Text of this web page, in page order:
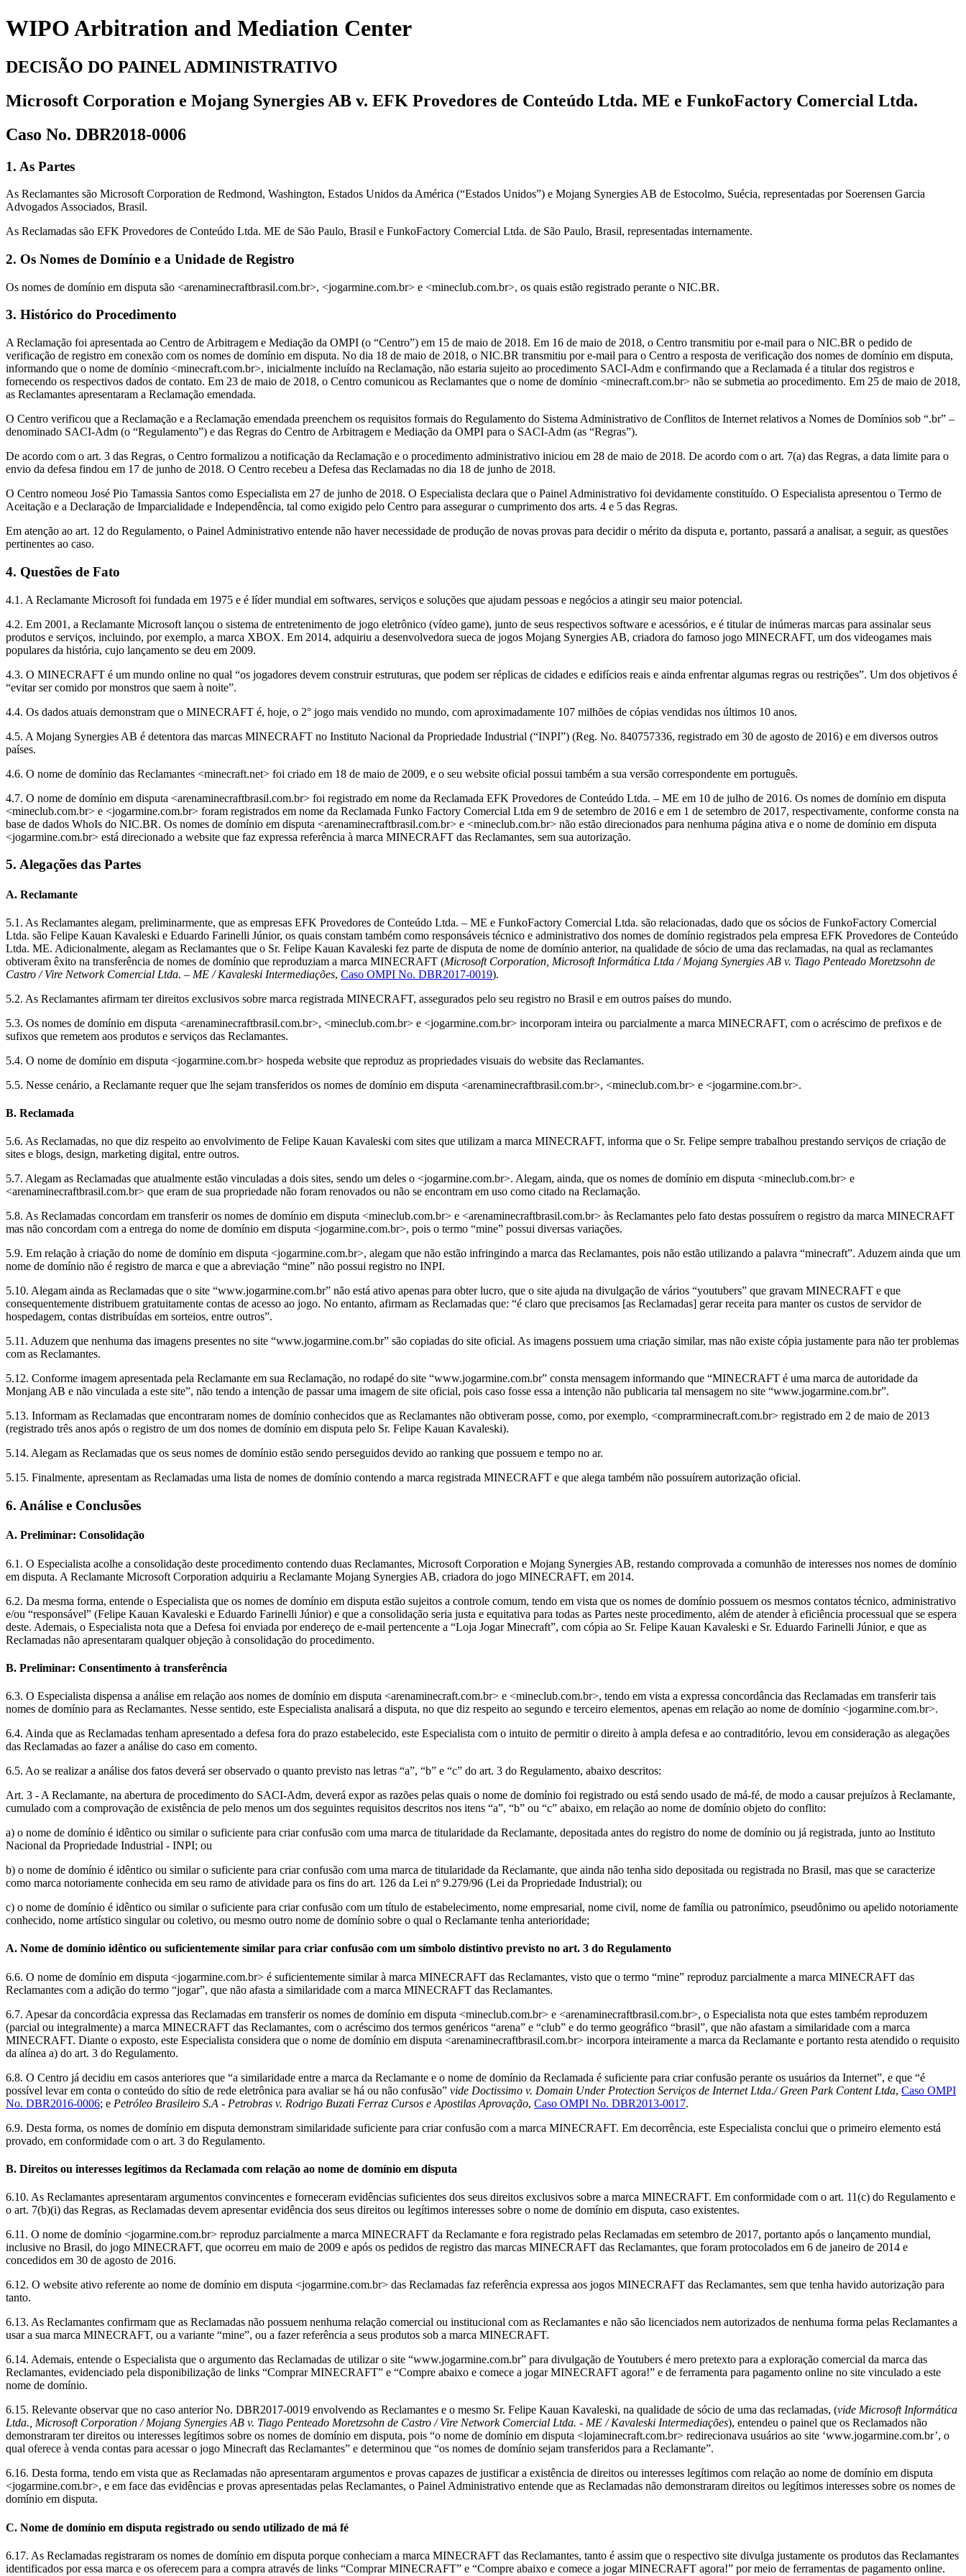
WIPO Arbitration and Mediation Center
DECISÃO DO PAINEL ADMINISTRATIVO
Microsoft Corporation e Mojang Synergies AB v. EFK Provedores de Conteúdo Ltda. ME e FunkoFactory Comercial Ltda.
Caso No. DBR2018-0006
1. As Partes
As Reclamantes são Microsoft Corporation de Redmond, Washington, Estados Unidos da América (“Estados Unidos”) e Mojang Synergies AB de Estocolmo, Suécia, representadas por Soerensen Garcia
Advogados Associados, Brasil.
As Reclamadas são EFK Provedores de Conteúdo Ltda. ME de São Paulo, Brasil e FunkoFactory Comercial Ltda. de São Paulo, Brasil, representadas internamente.
2. Os Nomes de Domínio e a Unidade de Registro
Os nomes de domínio em disputa são <arenaminecraftbrasil.com.br>, <jogarmine.com.br> e <mineclub.com.br>, os quais estão registrado perante o NIC.BR.
3. Histórico do Procedimento
A Reclamação foi apresentada ao Centro de Arbitragem e Mediação da OMPI (o “Centro”) em 15 de maio de 2018. Em 16 de maio de 2018, o Centro transmitiu por e-mail para o NIC.BR o pedido de
verificação de registro em conexão com os nomes de domínio em disputa. No dia 18 de maio de 2018, o NIC.BR transmitiu por e-mail para o Centro a resposta de verificação dos nomes de domínio em disputa,
informando que o nome de domínio <minecraft.com.br>, inicialmente incluído na Reclamação, não estaria sujeito ao procedimento SACI-Adm e confirmando que a Reclamada é a titular dos registros e
fornecendo os respectivos dados de contato. Em 23 de maio de 2018, o Centro comunicou as Reclamantes que o nome de domínio <minecraft.com.br> não se submetia ao procedimento. Em 25 de maio de 2018,
as Reclamantes apresentaram a Reclamação emendada.
O Centro verificou que a Reclamação e a Reclamação emendada preenchem os requisitos formais do Regulamento do Sistema Administrativo de Conflitos de Internet relativos a Nomes de Domínios sob “.br” –
denominado SACI-Adm (o “Regulamento”) e das Regras do Centro de Arbitragem e Mediação da OMPI para o SACI-Adm (as “Regras”).
De acordo com o art. 3 das Regras, o Centro formalizou a notificação da Reclamação e o procedimento administrativo iniciou em 28 de maio de 2018. De acordo com o art. 7(a) das Regras, a data limite para o
envio da defesa findou em 17 de junho de 2018. O Centro recebeu a Defesa das Reclamadas no dia 18 de junho de 2018.
O Centro nomeou José Pio Tamassia Santos como Especialista em 27 de junho de 2018. O Especialista declara que o Painel Administrativo foi devidamente constituído. O Especialista apresentou o Termo de
Aceitação e a Declaração de Imparcialidade e Independência, tal como exigido pelo Centro para assegurar o cumprimento dos arts. 4 e 5 das Regras.
Em atenção ao art. 12 do Regulamento, o Painel Administrativo entende não haver necessidade de produção de novas provas para decidir o mérito da disputa e, portanto, passará a analisar, a seguir, as questões
pertinentes ao caso.
4. Questões de Fato
4.1. A Reclamante Microsoft foi fundada em 1975 e é líder mundial em softwares, serviços e soluções que ajudam pessoas e negócios a atingir seu maior potencial.
4.2. Em 2001, a Reclamante Microsoft lançou o sistema de entretenimento de jogo eletrônico (vídeo game), junto de seus respectivos software e acessórios, e é titular de inúmeras marcas para assinalar seus
produtos e serviços, incluindo, por exemplo, a marca XBOX. Em 2014, adquiriu a desenvolvedora sueca de jogos Mojang Synergies AB, criadora do famoso jogo MINECRAFT, um dos videogames mais
populares da história, cujo lançamento se deu em 2009.
4.3. O MINECRAFT é um mundo online no qual “os jogadores devem construir estruturas, que podem ser réplicas de cidades e edifícios reais e ainda enfrentar algumas regras ou restrições”. Um dos objetivos é
“evitar ser comido por monstros que saem à noite”.
4.4. Os dados atuais demonstram que o MINECRAFT é, hoje, o 2° jogo mais vendido no mundo, com aproximadamente 107 milhões de cópias vendidas nos últimos 10 anos.
4.5. A Mojang Synergies AB é detentora das marcas MINECRAFT no Instituto Nacional da Propriedade Industrial (“INPI”) (Reg. No. 840757336, registrado em 30 de agosto de 2016) e em diversos outros
países.
4.6. O nome de domínio das Reclamantes <minecraft.net> foi criado em 18 de maio de 2009, e o seu website oficial possui também a sua versão correspondente em português.
4.7. O nome de domínio em disputa <arenaminecraftbrasil.com.br> foi registrado em nome da Reclamada EFK Provedores de Conteúdo Ltda. – ME em 10 de julho de 2016. Os nomes de domínio em disputa
<mineclub.com.br> e <jogarmine.com.br> foram registrados em nome da Reclamada Funko Factory Comercial Ltda em 9 de setembro de 2016 e em 1 de setembro de 2017, respectivamente, conforme consta na
base de dados WhoIs do NIC.BR. Os nomes de domínio em disputa <arenaminecraftbrasil.com.br> e <mineclub.com.br> não estão direcionados para nenhuma página ativa e o nome de domínio em disputa
<jogarmine.com.br> está direcionado a website que faz expressa referência à marca MINECRAFT das Reclamantes, sem sua autorização.
5. Alegações das Partes
A. Reclamante
5.1. As Reclamantes alegam, preliminarmente, que as empresas EFK Provedores de Conteúdo Ltda. – ME e FunkoFactory Comercial Ltda. são relacionadas, dado que os sócios de FunkoFactory Comercial
Ltda. são Felipe Kauan Kavaleski e Eduardo Farinelli Júnior, os quais constam também como responsáveis técnico e administrativo dos nomes de domínio registrados pela empresa EFK Provedores de Conteúdo
Ltda. ME. Adicionalmente, alegam as Reclamantes que o Sr. Felipe Kauan Kavaleski fez parte de disputa de nome de domínio anterior, na qualidade de sócio de uma das reclamadas, na qual as reclamantes
obtiveram êxito na transferência de nomes de domínio que reproduziam a marca MINECRAFT (Microsoft Corporation, Microsoft Informática Ltda / Mojang Synergies AB v. Tiago Penteado Moretzsohn de
Castro / Vire Network Comercial Ltda. – ME / Kavaleski Intermediações, Caso OMPI No. DBR2017-0019).
5.2. As Reclamantes afirmam ter direitos exclusivos sobre marca registrada MINECRAFT, assegurados pelo seu registro no Brasil e em outros países do mundo.
5.3. Os nomes de domínio em disputa <arenaminecraftbrasil.com.br>, <mineclub.com.br> e <jogarmine.com.br> incorporam inteira ou parcialmente a marca MINECRAFT, com o acréscimo de prefixos e de
sufixos que remetem aos produtos e serviços das Reclamantes.
5.4. O nome de domínio em disputa <jogarmine.com.br> hospeda website que reproduz as propriedades visuais do website das Reclamantes.
5.5. Nesse cenário, a Reclamante requer que lhe sejam transferidos os nomes de domínio em disputa <arenaminecraftbrasil.com.br>, <mineclub.com.br> e <jogarmine.com.br>.
B. Reclamada
5.6. As Reclamadas, no que diz respeito ao envolvimento de Felipe Kauan Kavaleski com sites que utilizam a marca MINECRAFT, informa que o Sr. Felipe sempre trabalhou prestando serviços de criação de
sites e blogs, design, marketing digital, entre outros.
5.7. Alegam as Reclamadas que atualmente estão vinculadas a dois sites, sendo um deles o <jogarmine.com.br>. Alegam, ainda, que os nomes de domínio em disputa <mineclub.com.br> e
<arenaminecraftbrasil.com.br> que eram de sua propriedade não foram renovados ou não se encontram em uso como citado na Reclamação.
5.8. As Reclamadas concordam em transferir os nomes de domínio em disputa <mineclub.com.br> e <arenaminecraftbrasil.com.br> às Reclamantes pelo fato destas possuírem o registro da marca MINECRAFT
mas não concordam com a entrega do nome de domínio em disputa <jogarmine.com.br>, pois o termo “mine” possui diversas variações.
5.9. Em relação à criação do nome de domínio em disputa <jogarmine.com.br>, alegam que não estão infringindo a marca das Reclamantes, pois não estão utilizando a palavra “minecraft”. Aduzem ainda que um
nome de domínio não é registro de marca e que a abreviação “mine” não possui registro no INPI.
5.10. Alegam ainda as Reclamadas que o site “www.jogarmine.com.br” não está ativo apenas para obter lucro, que o site ajuda na divulgação de vários “youtubers” que gravam MINECRAFT e que
consequentemente distribuem gratuitamente contas de acesso ao jogo. No entanto, afirmam as Reclamadas que: “é claro que precisamos [as Reclamadas] gerar receita para manter os custos de servidor de
hospedagem, contas distribuídas em sorteios, entre outros”.
5.11. Aduzem que nenhuma das imagens presentes no site “www.jogarmine.com.br” são copiadas do site oficial. As imagens possuem uma criação similar, mas não existe cópia justamente para não ter problemas
com as Reclamantes.
5.12. Conforme imagem apresentada pela Reclamante em sua Reclamação, no rodapé do site “www.jogarmine.com.br” consta mensagem informando que “MINECRAFT é uma marca de autoridade da
Monjang AB e não vinculada a este site”, não tendo a intenção de passar uma imagem de site oficial, pois caso fosse essa a intenção não publicaria tal mensagem no site “www.jogarmine.com.br”.
5.13. Informam as Reclamadas que encontraram nomes de domínio conhecidos que as Reclamantes não obtiveram posse, como, por exemplo, <comprarminecraft.com.br> registrado em 2 de maio de 2013
(registrado três anos após o registro de um dos nomes de domínio em disputa pelo Sr. Felipe Kauan Kavaleski).
5.14. Alegam as Reclamadas que os seus nomes de domínio estão sendo perseguidos devido ao ranking que possuem e tempo no ar.
5.15. Finalmente, apresentam as Reclamadas uma lista de nomes de domínio contendo a marca registrada MINECRAFT e que alega também não possuírem autorização oficial.
6. Análise e Conclusões
A. Preliminar: Consolidação
6.1. O Especialista acolhe a consolidação deste procedimento contendo duas Reclamantes, Microsoft Corporation e Mojang Synergies AB, restando comprovada a comunhão de interesses nos nomes de domínio
em disputa. A Reclamante Microsoft Corporation adquiriu a Reclamante Mojang Synergies AB, criadora do jogo MINECRAFT, em 2014.
6.2. Da mesma forma, entende o Especialista que os nomes de domínio em disputa estão sujeitos a controle comum, tendo em vista que os nomes de domínio possuem os mesmos contatos técnico, administrativo
e/ou “responsável” (Felipe Kauan Kavaleski e Eduardo Farinelli Júnior) e que a consolidação seria justa e equitativa para todas as Partes neste procedimento, além de atender à eficiência processual que se espera
deste. Ademais, o Especialista nota que a Defesa foi enviada por endereço de e-mail pertencente a “Loja Jogar Minecraft”, com cópia ao Sr. Felipe Kauan Kavaleski e Sr. Eduardo Farinelli Júnior, e que as
Reclamadas não apresentaram qualquer objeção à consolidação do procedimento.
B. Preliminar: Consentimento à transferência
6.3. O Especialista dispensa a análise em relação aos nomes de domínio em disputa <arenaminecraft.com.br> e <mineclub.com.br>, tendo em vista a expressa concordância das Reclamadas em transferir tais
nomes de domínio para as Reclamantes. Nesse sentido, este Especialista analisará a disputa, no que diz respeito ao segundo e terceiro elementos, apenas em relação ao nome de domínio <jogarmine.com.br>.
6.4. Ainda que as Reclamadas tenham apresentado a defesa fora do prazo estabelecido, este Especialista com o intuito de permitir o direito à ampla defesa e ao contraditório, levou em consideração as alegações
das Reclamadas ao fazer a análise do caso em comento.
6.5. Ao se realizar a análise dos fatos deverá ser observado o quanto previsto nas letras “a”, “b” e “c” do art. 3 do Regulamento, abaixo descritos:
Art. 3 - A Reclamante, na abertura de procedimento do SACI-Adm, deverá expor as razões pelas quais o nome de domínio foi registrado ou está sendo usado de má-fé, de modo a causar prejuízos à Reclamante,
cumulado com a comprovação de existência de pelo menos um dos seguintes requisitos descritos nos itens “a”, “b” ou “c” abaixo, em relação ao nome de domínio objeto do conflito:
a) o nome de domínio é idêntico ou similar o suficiente para criar confusão com uma marca de titularidade da Reclamante, depositada antes do registro do nome de domínio ou já registrada, junto ao Instituto
Nacional da Propriedade Industrial - INPI; ou
b) o nome de domínio é idêntico ou similar o suficiente para criar confusão com uma marca de titularidade da Reclamante, que ainda não tenha sido depositada ou registrada no Brasil, mas que se caracterize
como marca notoriamente conhecida em seu ramo de atividade para os fins do art. 126 da Lei nº 9.279/96 (Lei da Propriedade Industrial); ou
c) o nome de domínio é idêntico ou similar o suficiente para criar confusão com um título de estabelecimento, nome empresarial, nome civil, nome de família ou patronímico, pseudônimo ou apelido notoriamente
conhecido, nome artístico singular ou coletivo, ou mesmo outro nome de domínio sobre o qual o Reclamante tenha anterioridade;
A. Nome de domínio idêntico ou suficientemente similar para criar confusão com um símbolo distintivo previsto no art. 3 do Regulamento
6.6. O nome de domínio em disputa <jogarmine.com.br> é suficientemente similar à marca MINECRAFT das Reclamantes, visto que o termo “mine” reproduz parcialmente a marca MINECRAFT das
Reclamantes com a adição do termo “jogar”, que não afasta a similaridade com a marca MINECRAFT das Reclamantes.
6.7. Apesar da concordâcia expressa das Reclamadas em transferir os nomes de domínio em disputa <mineclub.com.br> e <arenaminecraftbrasil.com.br>, o Especialista nota que estes também reproduzem
(parcial ou integralmente) a marca MINECRAFT das Reclamantes, com o acréscimo dos termos genéricos “arena” e “club” e do termo geográfico “brasil”, que não afastam a similaridade com a marca
MINECRAFT. Diante o exposto, este Especialista considera que o nome de domínio em disputa <arenaminecraftbrasil.com.br> incorpora inteiramente a marca da Reclamante e portanto resta atendido o requisito
da alínea a) do art. 3 do Regulamento.
6.8. O Centro já decidiu em casos anteriores que “a similaridade entre a marca da Reclamante e o nome de domínio da Reclamada é suficiente para criar confusão perante os usuários da Internet”, e que “é
possível levar em conta o conteúdo do sítio de rede eletrônica para avaliar se há ou não confusão” vide Doctissimo v. Domain Under Protection Serviços de Internet Ltda./ Green Park Content Ltda, Caso OMPI
No. DBR2016-0006; e Petróleo Brasileiro S.A - Petrobras v. Rodrigo Buzati Ferraz Cursos e Apostilas Aprovação, Caso OMPI No. DBR2013-0017.
6.9. Desta forma, os nomes de domínio em disputa demonstram similaridade suficiente para criar confusão com a marca MINECRAFT. Em decorrência, este Especialista conclui que o primeiro elemento está
provado, em conformidade com o art. 3 do Regulamento.
B. Direitos ou interesses legítimos da Reclamada com relação ao nome de domínio em disputa
6.10. As Reclamantes apresentaram argumentos convincentes e forneceram evidências suficientes dos seus direitos exclusivos sobre a marca MINECRAFT. Em conformidade com o art. 11(c) do Regulamento e
o art. 7(b)(i) das Regras, as Reclamadas devem apresentar evidência dos seus direitos ou legítimos interesses sobre o nome de domínio em disputa, caso existentes.
6.11. O nome de domínio <jogarmine.com.br> reproduz parcialmente a marca MINECRAFT da Reclamante e fora registrado pelas Reclamadas em setembro de 2017, portanto após o lançamento mundial,
inclusive no Brasil, do jogo MINECRAFT, que ocorreu em maio de 2009 e após os pedidos de registro das marcas MINECRAFT das Reclamantes, que foram protocolados em 6 de janeiro de 2014 e
concedidos em 30 de agosto de 2016.
6.12. O website ativo referente ao nome de domínio em disputa <jogarmine.com.br> das Reclamadas faz referência expressa aos jogos MINECRAFT das Reclamantes, sem que tenha havido autorização para
tanto.
6.13. As Reclamantes confirmam que as Reclamadas não possuem nenhuma relação comercial ou institucional com as Reclamantes e não são licenciados nem autorizados de nenhuma forma pelas Reclamantes a
usar a sua marca MINECRAFT, ou a variante “mine”, ou a fazer referência a seus produtos sob a marca MINECRAFT.
6.14. Ademais, entende o Especialista que o argumento das Reclamadas de utilizar o site “www.jogarmine.com.br” para divulgação de Youtubers é mero pretexto para a exploração comercial da marca das
Reclamantes, evidenciado pela disponibilização de links “Comprar MINECRAFT” e “Compre abaixo e comece a jogar MINECRAFT agora!” e de ferramenta para pagamento online no site vinculado a este
nome de domínio.
6.15. Relevante observar que no caso anterior No. DBR2017-0019 envolvendo as Reclamantes e o mesmo Sr. Felipe Kauan Kavaleski, na qualidade de sócio de uma das reclamadas, (vide Microsoft Informática
Ltda., Microsoft Corporation / Mojang Synergies AB v. Tiago Penteado Moretzsohn de Castro / Vire Network Comercial Ltda. - ME / Kavaleski Intermediações), entendeu o painel que os Reclamados não
demonstraram ter direitos ou interesses legítimos sobre os nomes de domínio em disputa, pois “o nome de domínio em disputa <lojaminecraft.com.br> redirecionava usuários ao site ‘www.jogarmine.com.br’, o
qual oferece à venda contas para acessar o jogo Minecraft das Reclamantes” e determinou que “os nomes de domínio sejam transferidos para a Reclamante”.
6.16. Desta forma, tendo em vista que as Reclamadas não apresentaram argumentos e provas capazes de justificar a existência de direitos ou interesses legítimos com relação ao nome de domínio em disputa
<jogarmine.com.br>, e em face das evidências e provas apresentadas pelas Reclamantes, o Painel Administrativo entende que as Reclamadas não demonstraram direitos ou legítimos interesses sobre os nomes de
domínio em disputa.
C. Nome de domínio em disputa registrado ou sendo utilizado de má fé
6.17. As Reclamadas registraram os nomes de domínio em disputa porque conheciam a marca MINECRAFT das Reclamantes, tanto é assim que o respectivo site divulga justamente os produtos das Reclamantes
identificados por essa marca e os oferecem para a compra através de links “Comprar MINECRAFT” e “Compre abaixo e comece a jogar MINECRAFT agora!” por meio de ferramentas de pagamento online.